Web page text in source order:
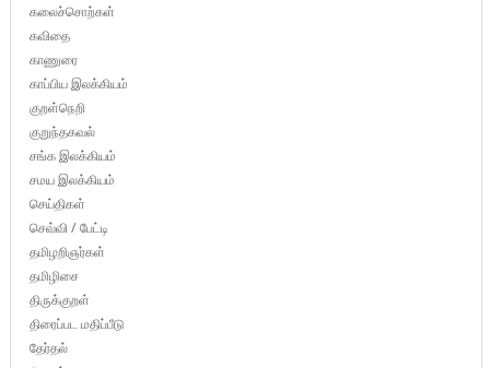
கலைச்சொற்கள்
கவிதை
காணுரை
காப்பிய இலக்கியம்
குறள்நெறி
குறுந்தகவல்
சங்க இலக்கியம்
சமய இலக்கியம்
செய்திகள்
செவ்வி / பேட்டி
தமிழறிஞர்கள்
தமிழிசை
திருக்குறள்
திரைப்பட மதிப்பீடு
தேர்தல்